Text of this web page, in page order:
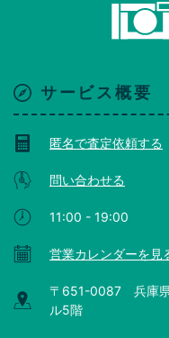
サービス概要
匿名で査定依頼する
問い合わせる
11:00 - 19:00
営業カレンダーを見
〒651-0087 兵庫県
ル5階